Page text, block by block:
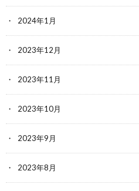
2024年1月
2023年12月
2023年11月
2023年10月
2023年9月
2023年8月